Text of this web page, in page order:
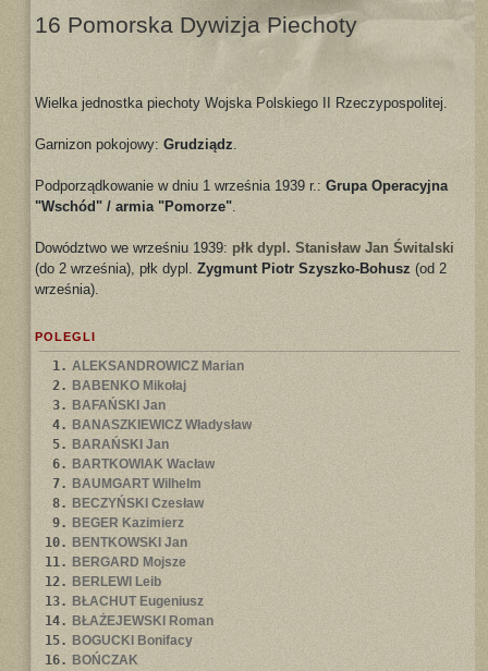
16 Pomorska Dywizja Piechoty
Wielka jednostka piechoty Wojska Polskiego II Rzeczypospolitej.
Garnizon pokojowy: Grudziądz.
Podporządkowanie w dniu 1 września 1939 r.: Grupa Operacyjna
"Wschód" / armia "Pomorze".
Dowództwo we wrześniu 1939: płk dypl. Stanisław Jan Świtalski
(do 2 września), płk dypl. Zygmunt Piotr Szyszko-Bohusz (od 2
września).
POLEGLI
1. ALEKSANDROWICZ Marian
2. BABENKO Mikołaj
3. BAFAŃSKI Jan
4. BANASZKIEWICZ Władysław
5. BARAŃSKI Jan
6. BARTKOWIAK Wacław
7. BAUMGART Wilhelm
8. BECZYŃSKI Czesław
9. BEGER Kazimierz
10. BENTKOWSKI Jan
11. BERGARD Mojsze
12. BERLEWI Leib
13. BŁACHUT Eugeniusz
14. BŁAŻEJEWSKI Roman
15. BOGUCKI Bonifacy
16. BOŃCZAK